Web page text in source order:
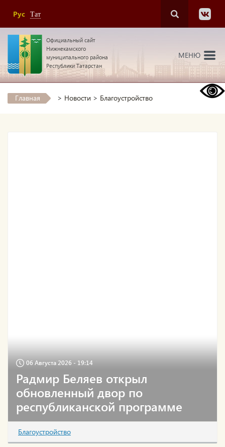
Рус Тат
Официальный сайт
Нижнекамского
муниципального района
Республики Татарстан
МЕНЮ
Главная > Новости > Благоустройство
06 Августа 2026 - 19:14
Радмир Беляев открыл
обновленный двор по
республиканской программе
Благоустройство